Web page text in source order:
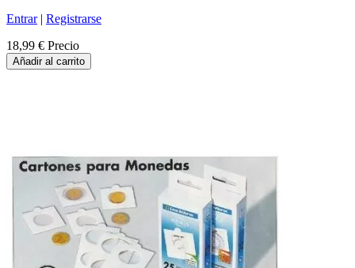
Entrar| Registrarse
18,99 € Precio
Añadir al carrito